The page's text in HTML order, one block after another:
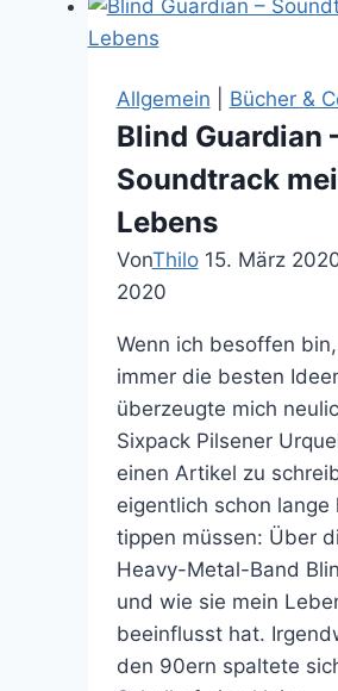
Endzeit
Allgemein
Bücher &
Blind Guardian
Soundtrack
Lebens
VonThilo 15. März
2020
Wenn ich besoffen
immer die besten
überzeugte mich
Sixpack Pilsener
einen Artikel zu
eigentlich schon lange
tippen müssen: Über
Heavy-Metal-Band
und wie sie mein
beeinflusst hat.
den 90ern spaltete